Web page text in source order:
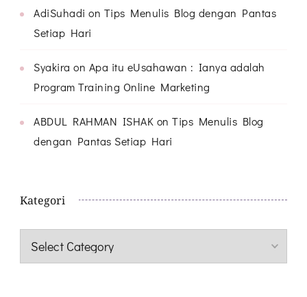
AdiSuhadi on Tips Menulis Blog dengan Pantas
Setiap Hari
Syakira on Apa itu eUsahawan : Ianya adalah
Program Training Online Marketing
ABDUL RAHMAN ISHAK on Tips Menulis Blog
dengan Pantas Setiap Hari
Kategori
Kategori